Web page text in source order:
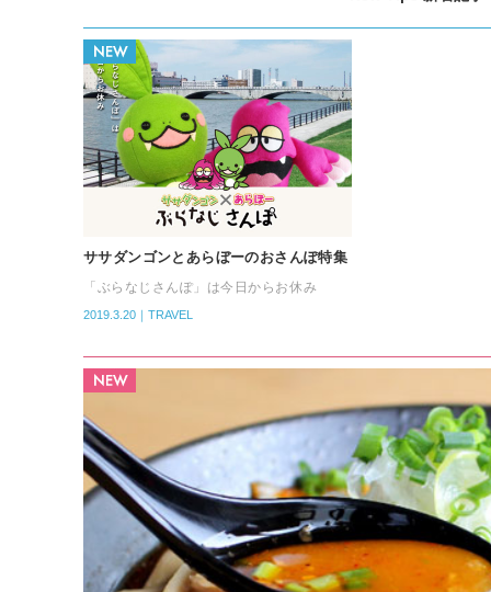
ササダンゴンとあらぼーのおさんぽ特集
「ぶらなじさんぽ」は今日からお休み
2019.3.20｜TRAVEL